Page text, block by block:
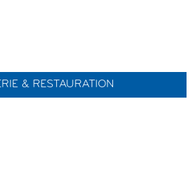
& RESTAURATION